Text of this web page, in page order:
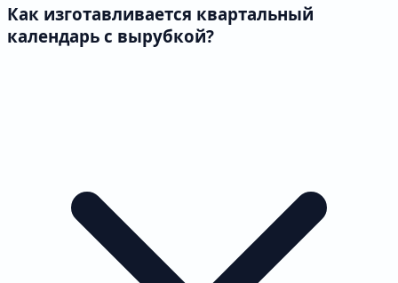
Как изготавливается квартальный
календарь с вырубкой?